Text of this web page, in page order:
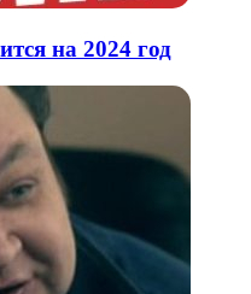
на 2024 год